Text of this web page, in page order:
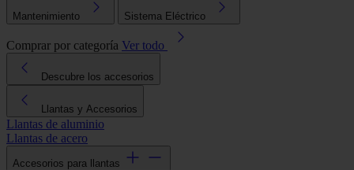
Mantenimiento Sistema Eléctrico
Comprar por categoría Ver todo
Descubre los accesorios
Llantas y Accesorios
Llantas de aluminio
Llantas de acero
Accesorios para llantas